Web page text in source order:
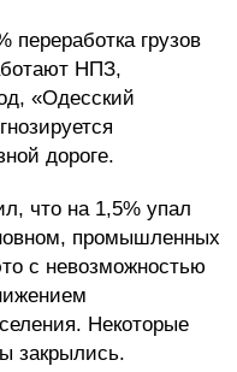
переработка грузов
НПЗ,
«Одесский
дороге.
что на 1,5% упал
промышленных
с невозможностью
Некоторые
закрылись.